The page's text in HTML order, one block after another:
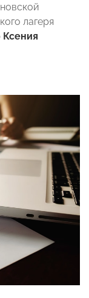
лагеря
Ксения